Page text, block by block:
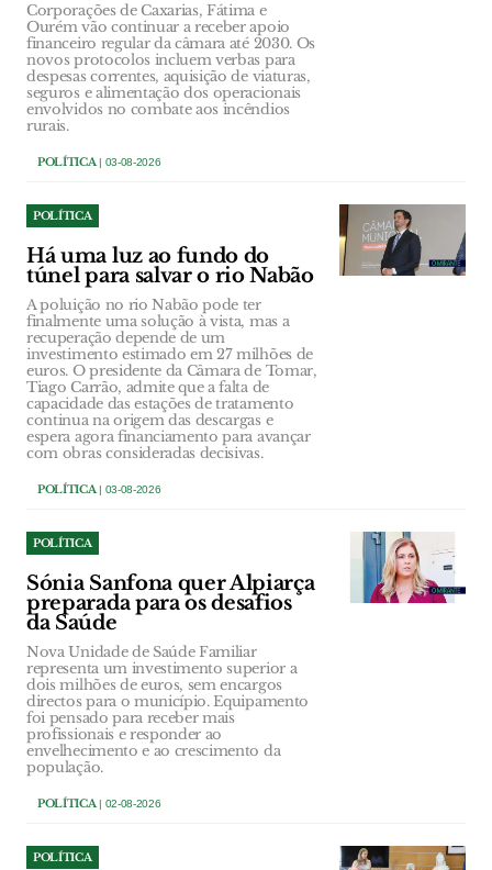
Corporações de Caxarias, Fátima e
Ourém vão continuar a receber apoio
financeiro regular da câmara até 2030. Os
novos protocolos incluem verbas para
despesas correntes, aquisição de viaturas,
seguros e alimentação dos operacionais
envolvidos no combate aos incêndios
rurais.
POLÍTICA| 03-08-2026
POLÍTICA
Há uma luz ao fundo do
túnel para salvar o rio Nabão
A poluição no rio Nabão pode ter
finalmente uma solução à vista, mas a
recuperação depende de um
investimento estimado em 27 milhões de
euros. O presidente da Câmara de Tomar,
Tiago Carrão, admite que a falta de
capacidade das estações de tratamento
continua na origem das descargas e
espera agora financiamento para avançar
com obras consideradas decisivas.
POLÍTICA| 03-08-2026
POLÍTICA
Sónia Sanfona quer Alpiarça
preparada para os desafios
da Saúde
Nova Unidade de Saúde Familiar
representa um investimento superior a
dois milhões de euros, sem encargos
directos para o município. Equipamento
foi pensado para receber mais
profissionais e responder ao
envelhecimento e ao crescimento da
população.
POLÍTICA| 02-08-2026
POLÍTICA